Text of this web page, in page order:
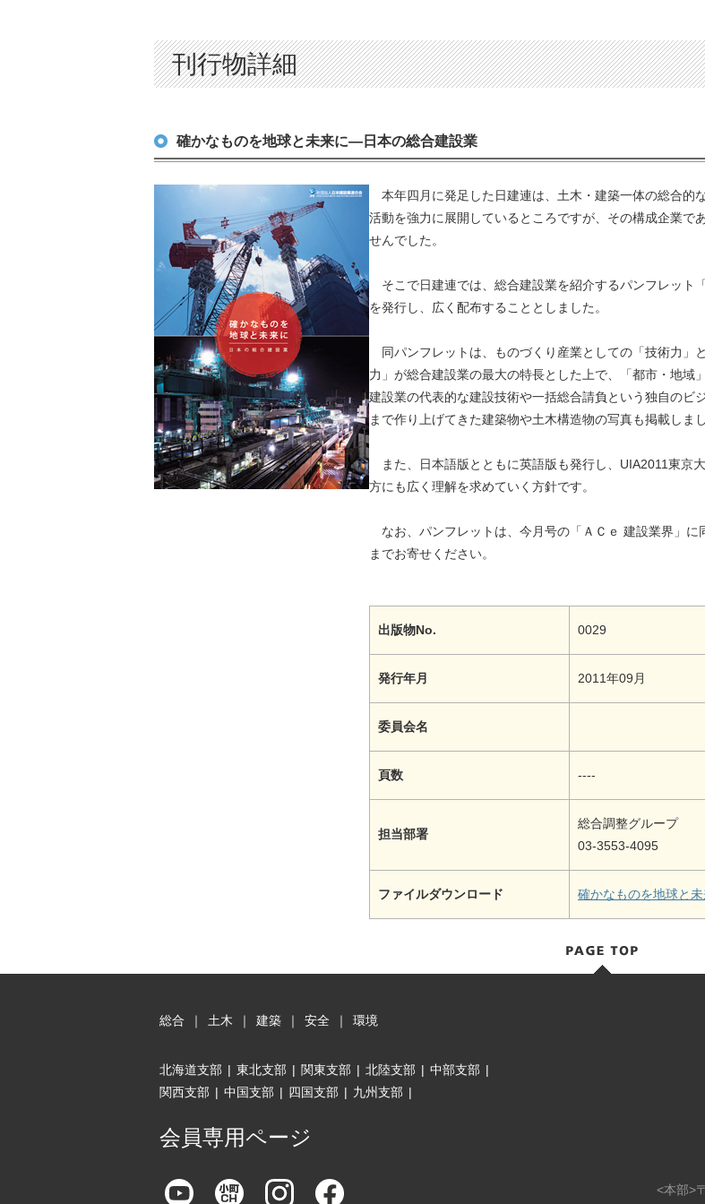
刊行物詳細
確かなものを地球と未来に―日本の総合建設業
本年四月に発足した日建連は、土木・建築一体の総合的
活動を強力に展開しているところですが、その構成企業で
せんでした。
そこで日建連では、総合建設業を紹介するパンフレット
を発行し、広く配布することとしました。
同パンフレットは、ものづくり産業としての「技術力」
力」が総合建設業の最大の特長とした上で、「都市・地域
建設業の代表的な建設技術や一括総合請負という独自のビ
まで作り上げてきた建築物や土木構造物の写真も掲載しまし
また、日本語版とともに英語版も発行し、UIA2011東京
方にも広く理解を求めていく方針です。
なお、パンフレットは、今月号の「ＡＣｅ 建設業界」に
までお寄せください。
出版物No. 0029
発行年月 2011年09月
委員会名
頁数 ----
担当部署
総合調整グループ
03-3553-4095
ファイルダウンロード 確かなものを地球と
総合 ｜ 土木 ｜ 建築 ｜ 安全 ｜ 環境
北海道支部 | 東北支部 | 関東支部 | 北陸支部 | 中部支部 |
関西支部 | 中国支部 | 四国支部 | 九州支部 |
会員専用ページ
<本部>